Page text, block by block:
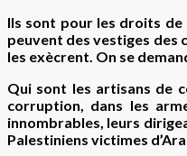
Ils sont pour les droits de
peuvent des vestiges des
les exècrent. On se
Qui sont les artisans de
corruption, dans les
innombrables, leurs
Palestiniens victimes